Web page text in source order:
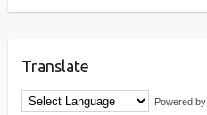
Translate
Powered by